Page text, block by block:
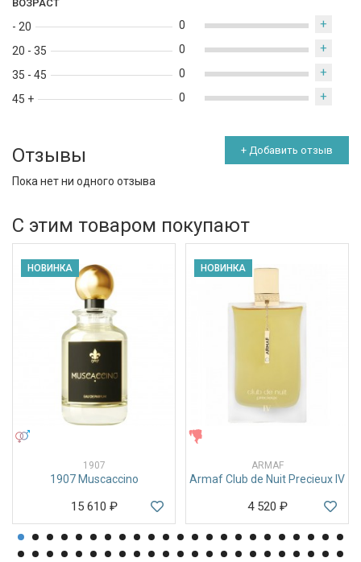
ВОЗРАСТ
- 20
20 - 35
35 - 45
45 +
0 +
0 +
0 +
0 +
Отзывы + Добавить отзыв
Пока нет ни одного отзыва
С этим товаром покупают
НОВИНКА
1907
1907 Muscaccino
15 610 ₽
НОВИНКА
ARMAF
Armaf Club de Nuit Precieux IV
4 520 ₽